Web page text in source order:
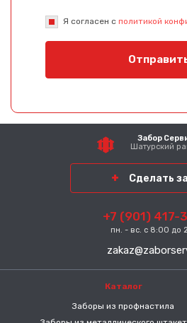
Я согласен с политикой
Забор
Шатурский
Сделать
+7 (901) 417-
пн. - вс. с 8:00 до
Каталог
Заборы из профнастила